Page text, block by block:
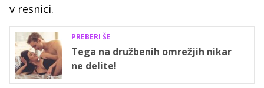
v resnici.
PREBERI ŠE
Tega na družbenih omrežjih nikar
ne delite!